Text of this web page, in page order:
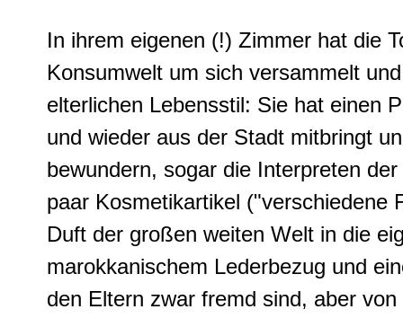
In ihrem eigenen (!) Zimmer hat die
Konsumwelt um sich versammelt
elterlichen Lebensstil: Sie hat einen
und wieder aus der Stadt mitbringt
bewundern, sogar die Interpreten
paar Kosmetikartikel ("verschiedene
Duft der großen weiten Welt in die
marokkanischem Lederbezug und
den Eltern zwar fremd sind, aber